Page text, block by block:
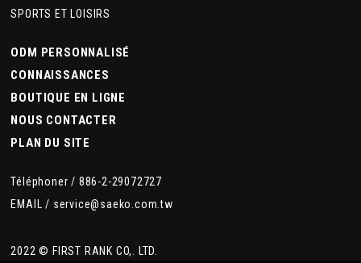
SPORTS ET LOISIRS
ODM PERSONNALISÉ
CONNAISSANCES
BOUTIQUE EN LIGNE
NOUS CONTACTER
PLAN DU SITE
Téléphoner / 886-2-29072727
EMAIL / service@saeko.com.tw
2022 © FIRST RANK CO,. LTD.